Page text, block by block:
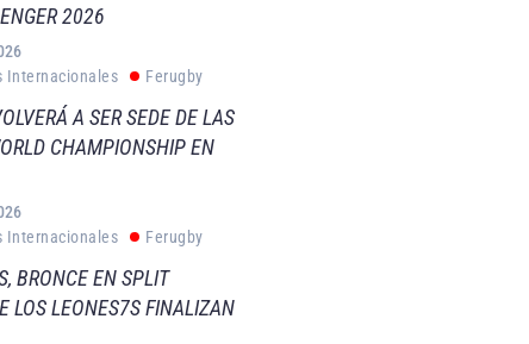
2026
Internacionales
Ferugby
A SER SEDE DE LAS
CHAMPIONSHIP EN
Internacionales
Ferugby
BRONCE EN SPLIT
LOS LEONES7S FINALIZAN